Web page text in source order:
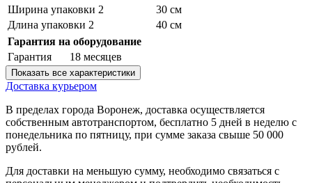
Ширина упаковки 2
30 см
Длина упаковки 2
40 см
Гарантия на оборудование
Гарантия
18 месяцев
Показать все характеристики
Доставка курьером
В пределах города Воронеж, доставка осуществляется
собственным автотранспортом, бесплатно 5 дней в неделю с
понедельника по пятницу, при сумме заказа свыше 50 000
рублей.
Для доставки на меньшую сумму, необходимо связаться с